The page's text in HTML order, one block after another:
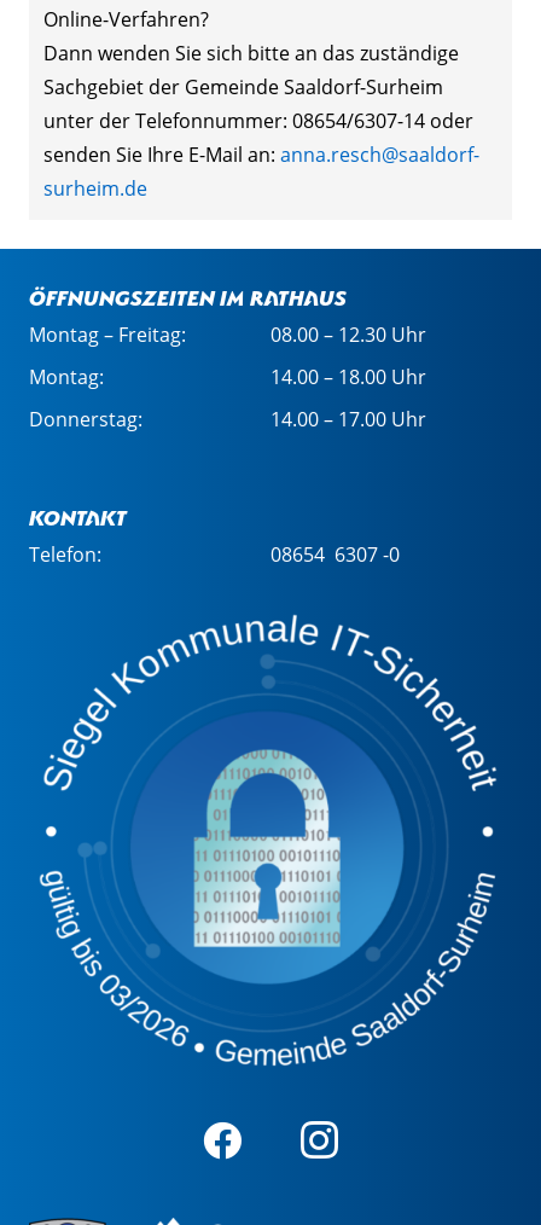
Online-Verfahren?
Dann wenden Sie sich bitte an das zuständige
Sachgebiet der Gemeinde Saaldorf-Surheim
unter der Telefonnummer: 08654/6307-14 oder
senden Sie Ihre E-Mail an: anna.resch@saaldorf-
surheim.de
Öffnungszeiten im Rathaus
Montag – Freitag:
08.00 – 12.30 Uhr
Montag:
14.00 – 18.00 Uhr
Donnerstag:
14.00 – 17.00 Uhr
Kontakt
Telefon: 08654 6307 -0